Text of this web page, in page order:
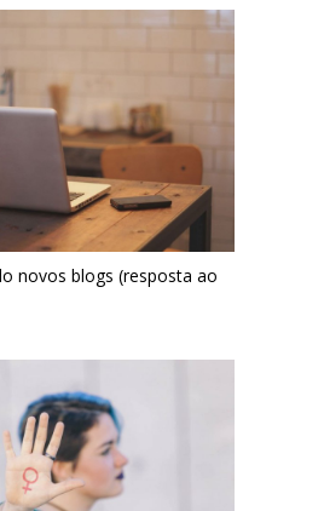
novos blogs (resposta ao